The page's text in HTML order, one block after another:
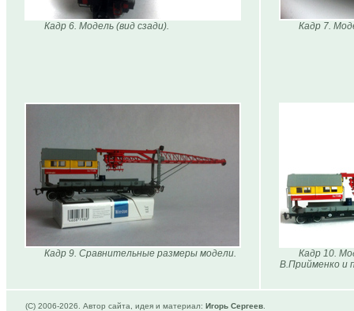
Кадр 6. Модель (вид сзади). Кадр 7.
Кадр 9. Сравнительные размеры модели.
Кадр 10.
В.Прийменко и
(C) 2006-2026. Автор сайта, идея и материал: Игорь Сергеев